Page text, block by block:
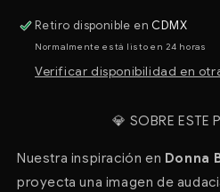
DUPE
DE
VALENTINO
DUPE
DE
VALENTINO
Retiro disponible en CDMX
Normalmente está listo en 24 horas
Verificar disponibilidad en
💎 SOBRE ESTE
Nuestra inspiración en Donna
proyecta una imagen de